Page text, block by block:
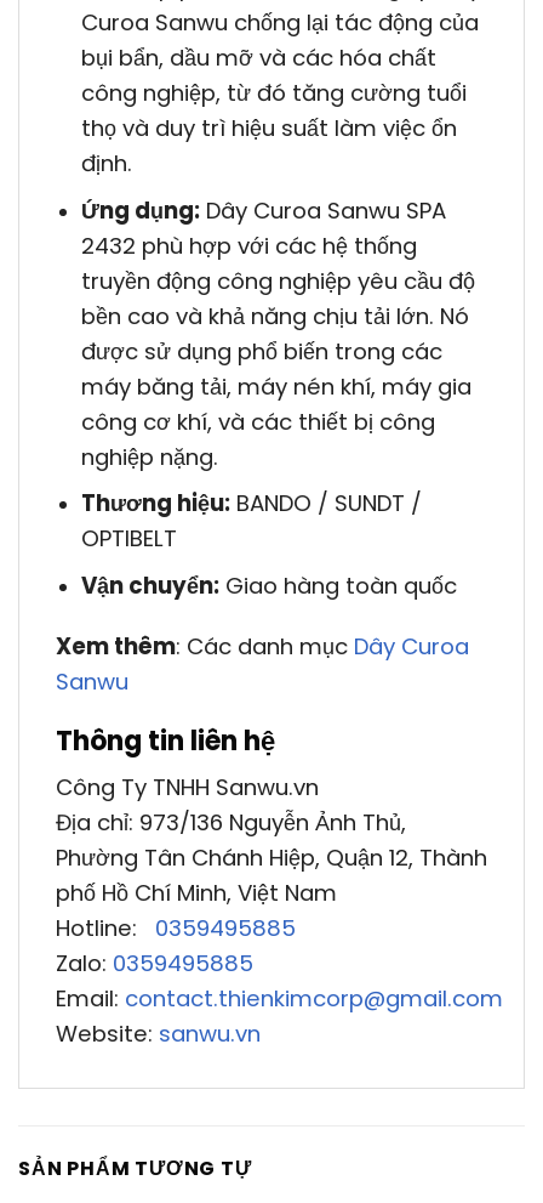
Curoa Sanwu chống lại tác động của
bụi bẩn, dầu mỡ và các hóa chất
công nghiệp, từ đó tăng cường tuổi
thọ và duy trì hiệu suất làm việc ổn
định.
Ứng dụng:Dây Curoa Sanwu SPA
2432 phù hợp với các hệ thống
truyền động công nghiệp yêu cầu độ
bền cao và khả năng chịu tải lớn. Nó
được sử dụng phổ biến trong các
máy băng tải, máy nén khí, máy gia
công cơ khí, và các thiết bị công
nghiệp nặng.
Thương hiệu:BANDO / SUNDT /
OPTIBELT
Vận chuyển:Giao hàng toàn quốc
Xem thêm: Các danh mục Dây Curoa
Sanwu
Thông tin liên hệ
Công Ty TNHH Sanwu.vn
Địa chỉ: 973/136 Nguyễn Ảnh Thủ,
Phường Tân Chánh Hiệp, Quận 12, Thành
phố Hồ Chí Minh, Việt Nam
Hotline: 0359495885
Zalo: 0359495885
Email: contact.thienkimcorp@gmail.com
Website: sanwu.vn
SẢN PHẨM TƯƠNG TỰ